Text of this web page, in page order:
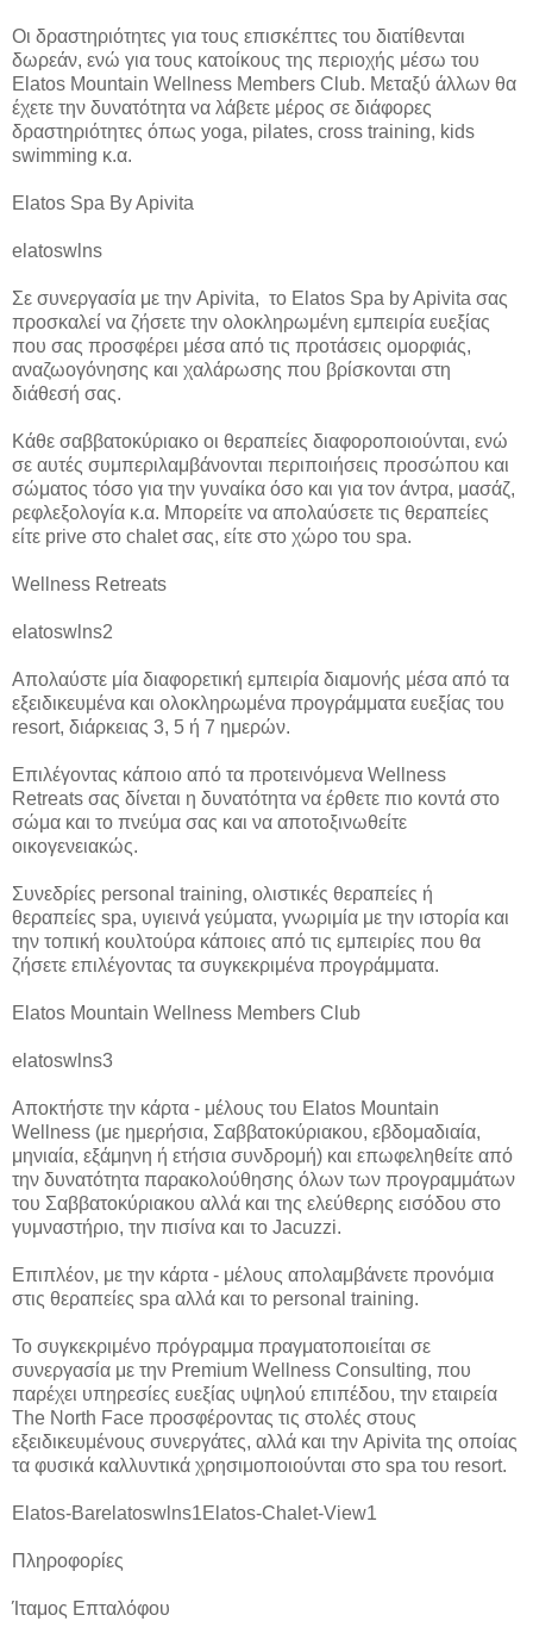
Οι δραστηριότητες για τους επισκέπτες του διατίθενται
δωρεάν, ενώ για τους κατοίκους της περιοχής μέσω του
Elatos Mountain Wellness Members Club. Μεταξύ άλλων θα
έχετε την δυνατότητα να λάβετε μέρος σε διάφορες
δραστηριότητες όπως yoga, pilates, cross training, kids
swimming κ.α.
Elatos Spa By Apivita
elatoswlns
Σε συνεργασία με την Apivita, το Elatos Spa by Apivita σας
προσκαλεί να ζήσετε την ολοκληρωμένη εμπειρία ευεξίας
που σας προσφέρει μέσα από τις προτάσεις ομορφιάς,
αναζωογόνησης και χαλάρωσης που βρίσκονται στη
διάθεσή σας.
Κάθε σαββατοκύριακο οι θεραπείες διαφοροποιούνται, ενώ
σε αυτές συμπεριλαμβάνονται περιποιήσεις προσώπου και
σώματος τόσο για την γυναίκα όσο και για τον άντρα, μασάζ,
ρεφλεξολογία κ.α. Μπορείτε να απολαύσετε τις θεραπείες
είτε prive στο chalet σας, είτε στο χώρο του spa.
Wellness Retreats
elatoswlns2
Απολαύστε μία διαφορετική εμπειρία διαμονής μέσα από τα
εξειδικευμένα και ολοκληρωμένα προγράμματα ευεξίας του
resort, διάρκειας 3, 5 ή 7 ημερών.
Επιλέγοντας κάποιο από τα προτεινόμενα Wellness
Retreats σας δίνεται η δυνατότητα να έρθετε πιο κοντά στο
σώμα και το πνεύμα σας και να αποτοξινωθείτε
οικογενειακώς.
Συνεδρίες personal training, ολιστικές θεραπείες ή
θεραπείες spa, υγιεινά γεύματα, γνωριμία με την ιστορία και
την τοπική κουλτούρα κάποιες από τις εμπειρίες που θα
ζήσετε επιλέγοντας τα συγκεκριμένα προγράμματα.
Elatos Mountain Wellness Members Club
elatoswlns3
Αποκτήστε την κάρτα - μέλους του Elatos Mountain
Wellness (με ημερήσια, Σαββατοκύριακου, εβδομαδιαία,
μηνιαία, εξάμηνη ή ετήσια συνδρομή) και επωφεληθείτε από
την δυνατότητα παρακολούθησης όλων των προγραμμάτων
του Σαββατοκύριακου αλλά και της ελεύθερης εισόδου στο
γυμναστήριο, την πισίνα και το Jacuzzi.
Επιπλέον, με την κάρτα - μέλους απολαμβάνετε προνόμια
στις θεραπείες spa αλλά και το personal training.
Το συγκεκριμένο πρόγραμμα πραγματοποιείται σε
συνεργασία με την Premium Wellness Consulting, που
παρέχει υπηρεσίες ευεξίας υψηλού επιπέδου, την εταιρεία
The North Face προσφέροντας τις στολές στους
εξειδικευμένους συνεργάτες, αλλά και την Apivita της οποίας
τα φυσικά καλλυντικά χρησιμοποιούνται στο spa του resort.
Elatos-Barelatoswlns1Elatos-Chalet-View1
Πληροφορίες
Ίταμος Επταλόφου